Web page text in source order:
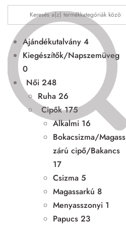
Ajándékutalvány 4
Kiegészítők/Napszemüveg
0
Női 248
Ruha 26
Cipők 175
Alkalmi 16
Bokacsizma/Magass
zárú cipő/Bakancs
17
Csizma 5
Magassarkú 8
Menyasszonyi 1
Papucs 23